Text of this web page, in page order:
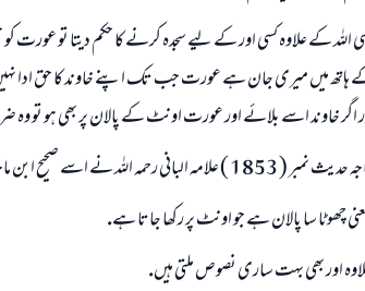
اللہ كے علاوہ كسى اور كے ليے سجدہ كرنے كا حكم ديتا تو عورت
ميں ميرى جان ہے عورت جب تك اپنے خاوند كا حق ادا
اگر خاوند اسے بلائے اور عورت اونٹ كے پالان پر بھى ہو تو
رحمہ اللہ نے اسے صحيح ابن ماجہ ميں صحيح قرار ديا ہے.
چھوٹا سا پالان ہے جو اونٹ پر ركھا جاتا ہے.
اور بھى بہت سارى نصوص ملتى ہيں.